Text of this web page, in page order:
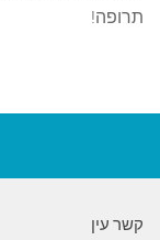
תרופה!
קשר עין